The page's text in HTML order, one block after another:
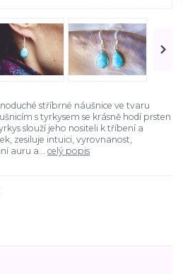
stříbrné náušnice ve tvaru
s tyrkysem se krásně hodí prsten
slouží jeho nositeli k tříbení a
zesiluje intuici, vyrovnanost,
auru a... celý popis